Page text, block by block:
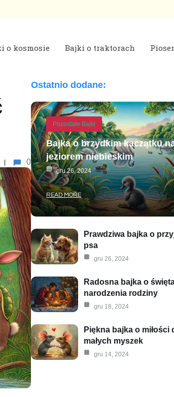
o kosmosie Bajki o traktorach
0
Ostatnio dodane:
Pozostałe Bajki
Bajka o brzydkim kaczątku
jeziorem niebieskim
gru 26, 2024
READ MORE
Prawdziwa bajka o
psa
gru 26, 2024
Radosna bajka o
narodzenia rodziny
gru 18, 2024
Piękna bajka o miłości
małych myszek
gru 14, 2024